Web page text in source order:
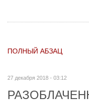
ПОЛНЫЙ АБЗАЦ
27 декабря 2018 - 03:12